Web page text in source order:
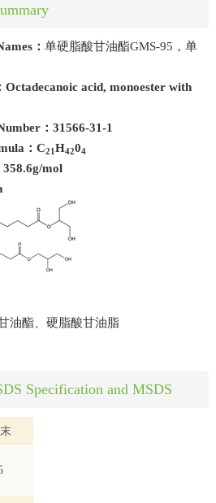
： 单硬脂酸甘油酯GMS-95 ，单
Octadecanoic acid, monoester with
： 31566-31-1
： C21H4204
358.6g/mol
油酯、硬脂酸甘油脂
Specification and MSDS